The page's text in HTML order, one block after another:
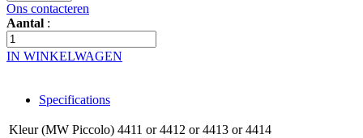
Ons contacteren
Aantal :
IN WINKELWAGEN
Specifications
Kleur (MW Piccolo) 4411 or4412 or4413 or4414